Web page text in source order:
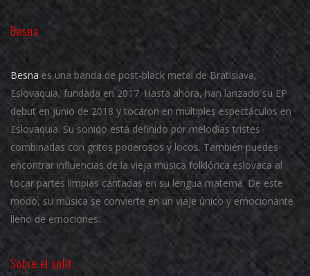
Besna
Besna es una banda de post-black metal de Bratislava,
Eslovaquia, fundada en 2017. Hasta ahora, han lanzado su EP
debut en junio de 2018 y tocaron en múltiples espectáculos en
Eslovaquia. Su sonido está definido por melodías tristes
combinadas con gritos poderosos y locos. También puedes
encontrar influencias de la vieja música folklórica eslovaca al
tocar partes limpias cantadas en su lengua materna. De este
modo, su música se convierte en un viaje único y emocionante
lleno de emociones.
Sobre el split: